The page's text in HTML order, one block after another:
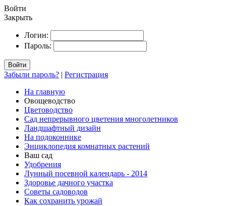
Войти
Закрыть
Логин:
Пароль:
Войти
Забыли пароль? | Регистрация
На главную
Овощеводство
Цветоводство
Сад непрерывного цветения многолетников
Ландшафтный дизайн
На подоконнике
Энциклопедия комнатных растений
Ваш сад
Удобрения
Лунный посевной календарь - 2014
Здоровье дачного участка
Советы садоводов
Как сохранить урожай